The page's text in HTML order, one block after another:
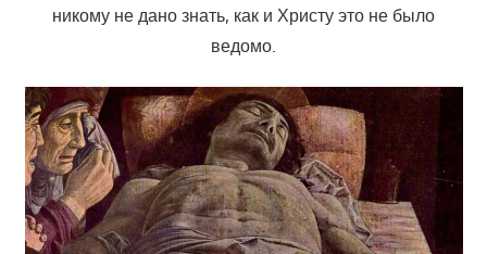
никому не дано знать, как и Христу это не было
ведомо.